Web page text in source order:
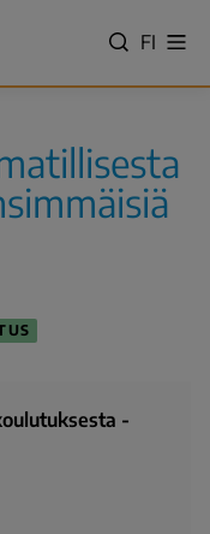
VÄLJ
SPRÅK
-
FI
-